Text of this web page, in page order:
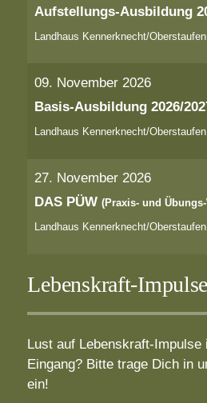
Aufstellungs-Ausbildung
Landhaus Kennerknecht/Oberstaufen
09. November 2026
Basis-Ausbildung 2026/
Landhaus Kennerknecht/Oberstaufen
27. November 2026
DAS PÜW(Praxis- und
Landhaus Kennerknecht/Oberstaufen
Lebenskraft-Impulse
Lust auf Lebenskraft-Impulse
Eingang? Bitte trage Dich in
ein!